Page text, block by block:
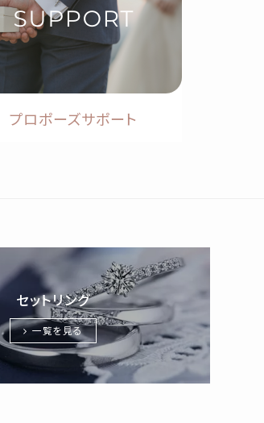
プロポーズサポート
セットリング
一覧を見る